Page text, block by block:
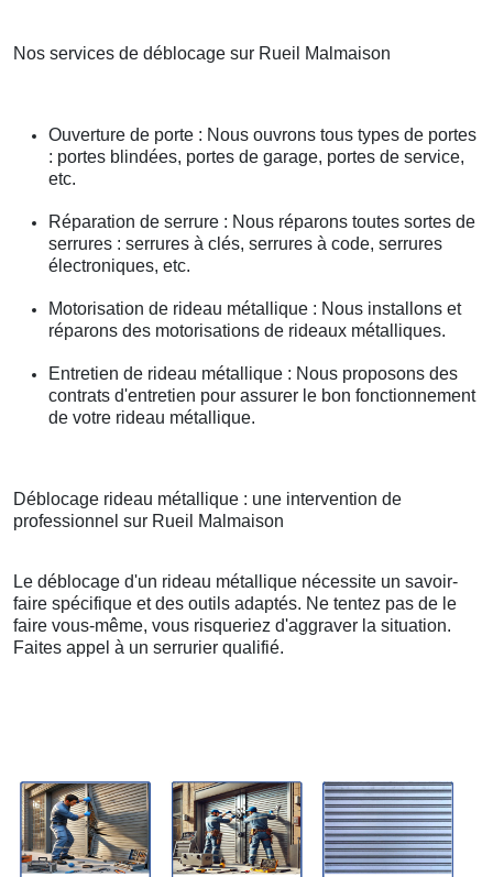
Nos services de déblocage sur Rueil Malmaison
Ouverture de porte : Nous ouvrons tous types de portes
: portes blindées, portes de garage, portes de service,
etc.
Réparation de serrure : Nous réparons toutes sortes de
serrures : serrures à clés, serrures à code, serrures
électroniques, etc.
Motorisation de rideau métallique : Nous installons et
réparons des motorisations de rideaux métalliques.
Entretien de rideau métallique : Nous proposons des
contrats d'entretien pour assurer le bon fonctionnement
de votre rideau métallique.
Déblocage rideau métallique : une intervention de
professionnel sur Rueil Malmaison
Le déblocage d'un rideau métallique nécessite un savoir-
faire spécifique et des outils adaptés. Ne tentez pas de le
faire vous-même, vous risqueriez d'aggraver la situation.
Faites appel à un serrurier qualifié.